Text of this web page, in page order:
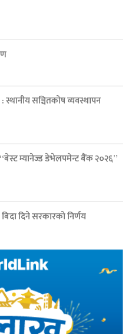
: स्थानीय सञ्चितकोष व्यवस्थापन
म्यानेज्ड डेभेलपमेन्ट बैंक २०२६”
दिने सरकारको निर्णय